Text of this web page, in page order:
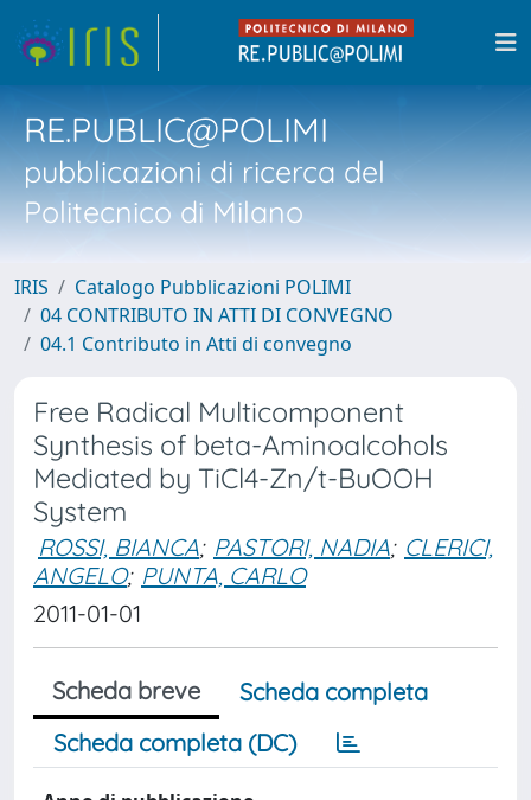
RE.PUBLIC@POLIMI
pubblicazioni di ricerca del
Politecnico di Milano
IRIS
Catalogo Pubblicazioni POLIMI
04 CONTRIBUTO IN ATTI DI CONVEGNO
04.1 Contributo in Atti di convegno
Free Radical Multicomponent
Synthesis of beta-Aminoalcohols
Mediated by TiCl4-Zn/t-BuOOH
System
ROSSI, BIANCA; PASTORI, NADIA; CLERICI,
ANGELO; PUNTA, CARLO
2011-01-01
Scheda breve
Scheda completa
Scheda completa (DC)